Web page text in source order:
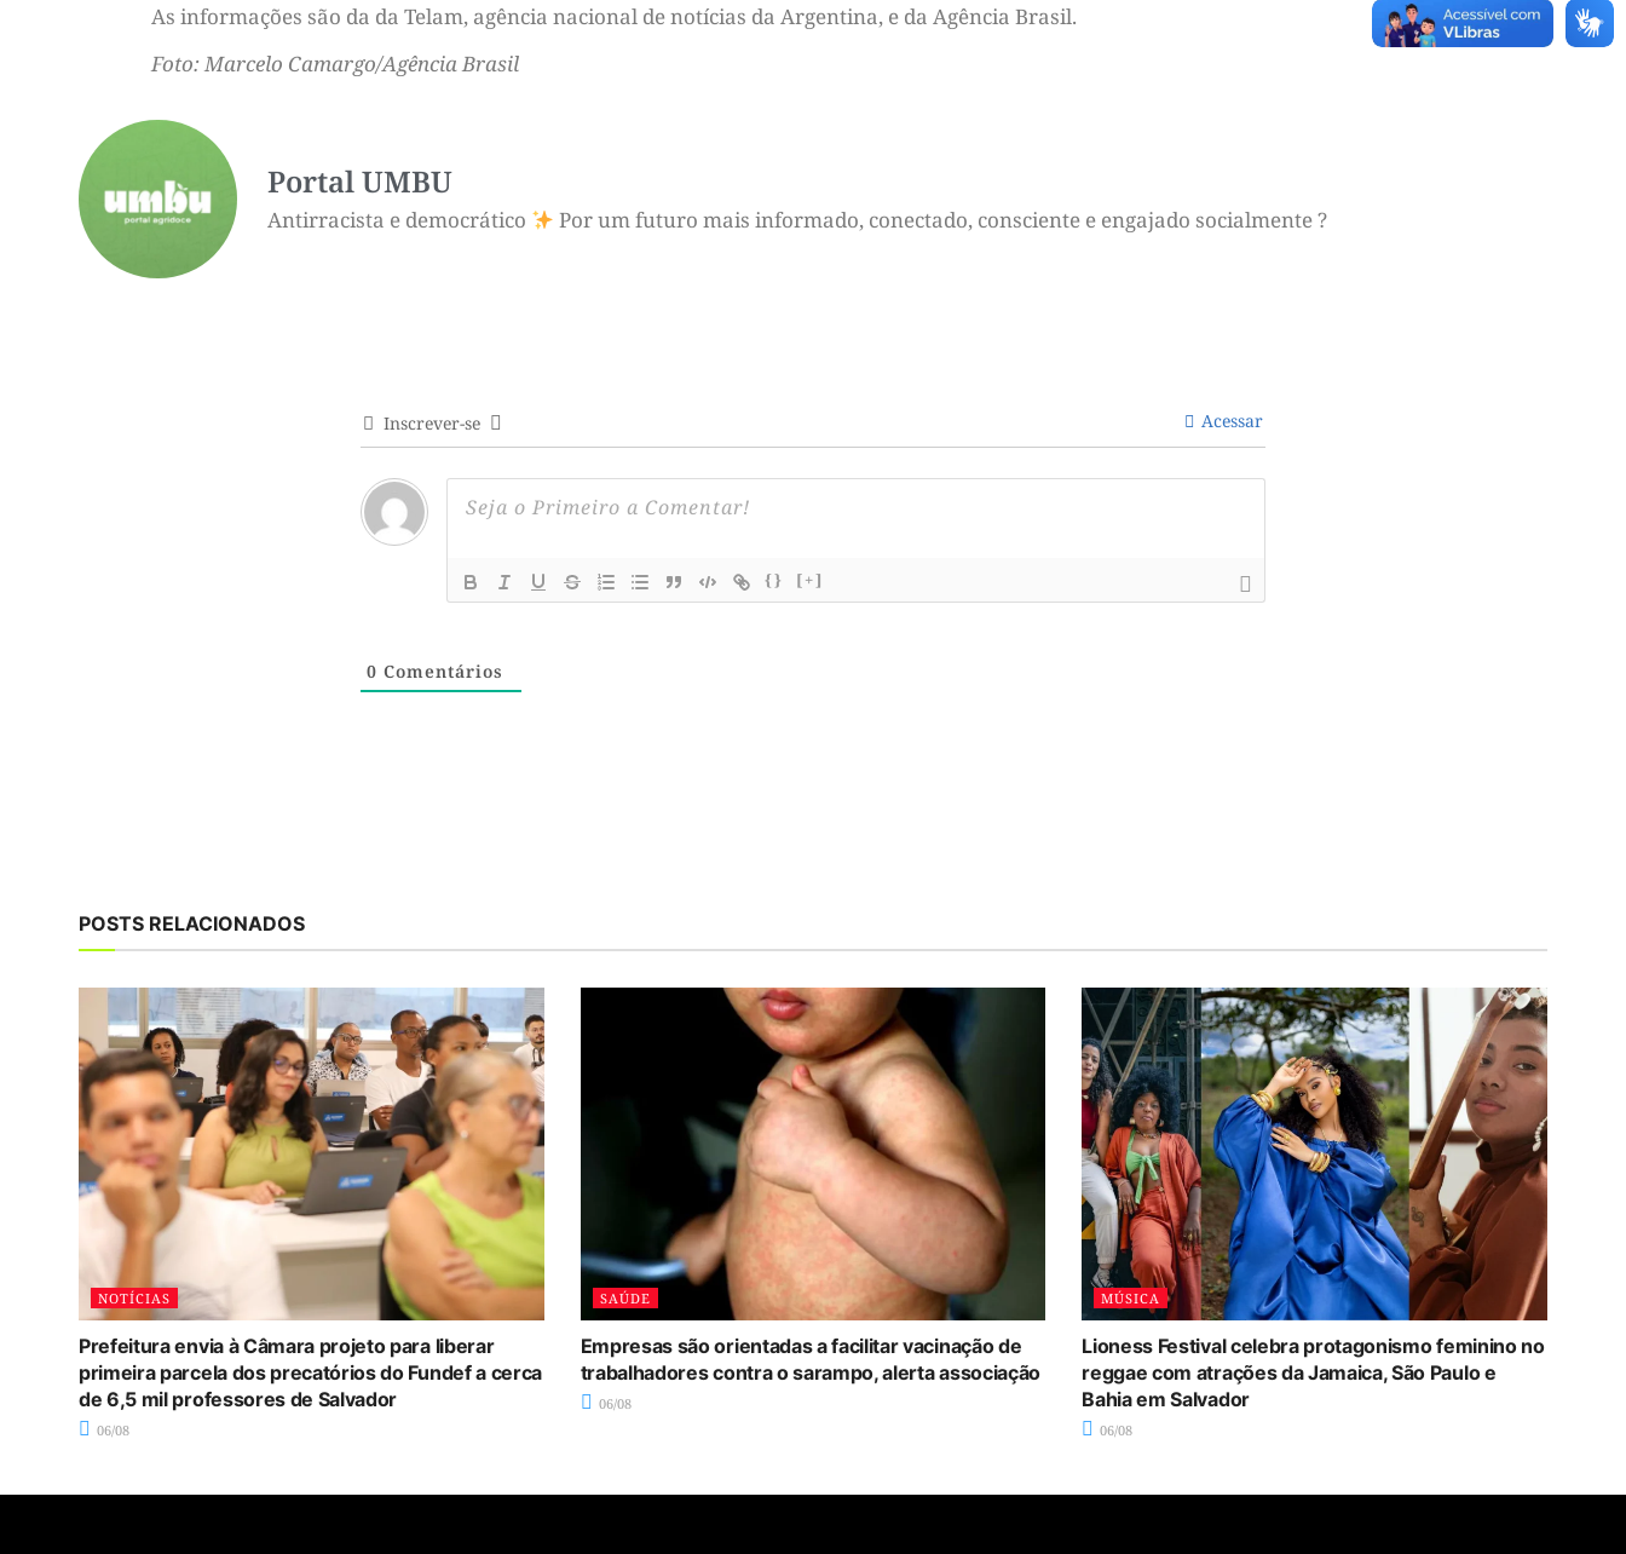
As informações são da da Telam, agência nacional de notícias da Argentina, e da Agência Brasil.
Foto: Marcelo Camargo/Agência Brasil
Portal UMBU
Antirracista e democrático Por um futuro mais informado, conectado, consciente e engajado socialmente ?
Inscrever-se Acessar
{} [+]
0 Comentários
POSTS RELACIONADOS
NOTÍCIAS
Prefeitura envia à Câmara projeto para liberar
primeira parcela dos precatórios do Fundef a cerca
de 6,5 mil professores de Salvador
06/08
SAÚDE
Empresas são orientadas a facilitar vacinação de
trabalhadores contra o sarampo, alerta associação
06/08
MÚSICA
Lioness Festival celebra protagonismo feminino no
reggae com atrações da Jamaica, São Paulo e
Bahia em Salvador
06/08